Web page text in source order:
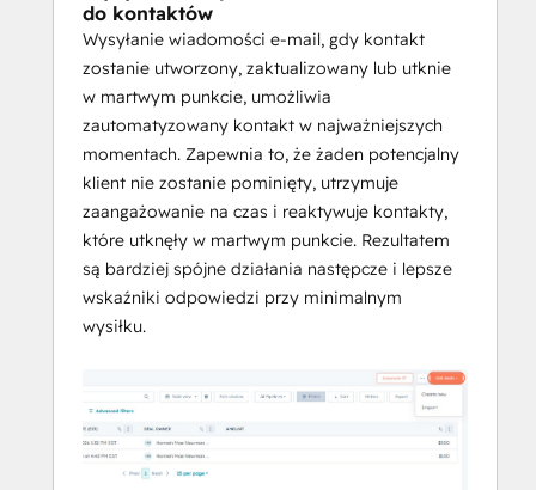
do kontaktów
Wysyłanie wiadomości e-mail, gdy kontakt
zostanie utworzony, zaktualizowany lub utknie
w martwym punkcie, umożliwia
zautomatyzowany kontakt w najważniejszych
momentach. Zapewnia to, że żaden potencjalny
klient nie zostanie pominięty, utrzymuje
zaangażowanie na czas i reaktywuje kontakty,
które utknęły w martwym punkcie. Rezultatem
są bardziej spójne działania następcze i lepsze
wskaźniki odpowiedzi przy minimalnym
wysiłku.